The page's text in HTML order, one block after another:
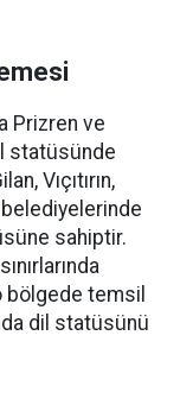
Prizren ve
statüsünde
Vıçıtırın,
sahiptir.
bölgede temsil
dil statüsünü